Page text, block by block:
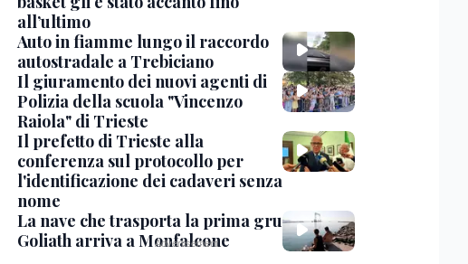
all’ultimo
Auto in fiamme lungo il raccordo
autostradale a Trebiciano
Il giuramento dei nuovi agenti di
Polizia della scuola "Vincenzo
Raiola" di Trieste
Il prefetto di Trieste alla
conferenza sul protocollo per
l'identificazione dei cadaveri senza
nome
La nave che trasporta la prima gru
Goliath arriva a Monfalcone